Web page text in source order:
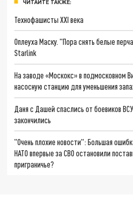
ЧИТАЙТЕ ТАКЖЕ:
Технофашисты XXI века
Оплеуха Маску. "Пора снять белые
Starlink
На заводе «Москокс» в подмосковном
насосную станцию для уменьшения
Даня с Дашей спаслись от боевиков
закончились
"Очень плохие новости": Большая
НАТО впервые за СВО остановили
приграничье?